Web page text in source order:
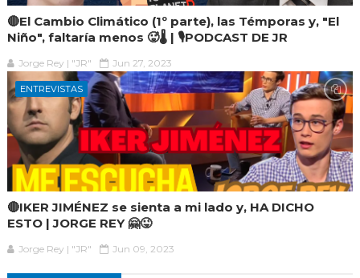
🔴El Cambio Climático (1º parte), las Témporas y, "El
Niño", faltaría menos 🥵🌡 | 🎙PODCAST DE JR
Jorge Rey | "JR" Jun 27, 2023
ENTREVISTAS
🔴IKER JIMÉNEZ se sienta a mi lado y, HA DICHO
ESTO | JORGE REY 🤗😜
Jorge Rey | "JR" Jun 09, 2023